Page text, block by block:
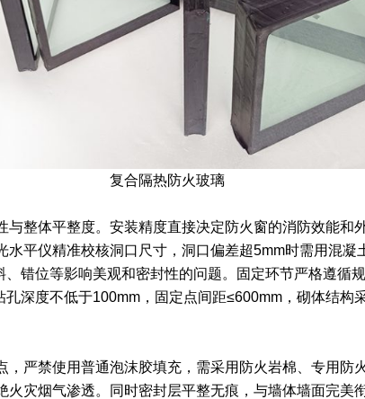
复合隔热防火玻璃
与整体平整度。安装精度直接决定防火窗的消防效能和
水平仪精准校核洞口尺寸，洞口偏差超5mm时需用混凝
错位等影响美观和密封性的问题。固定环节严格遵循
孔深度不低于100mm，固定点间距≤600mm，砌体结构
，严禁使用普通泡沫胶填充，需采用防火岩棉、专用防
火灾烟气渗透。同时密封层平整无痕，与墙体墙面完美